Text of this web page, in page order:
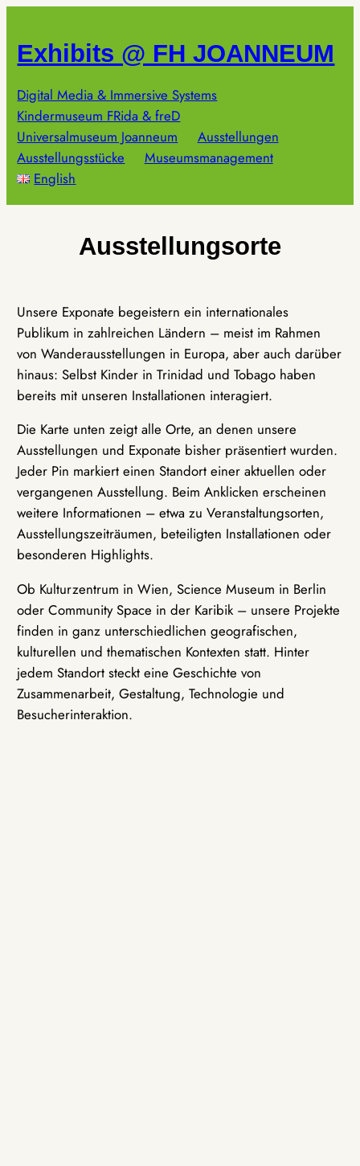
springen
Exhibits @ FH JOANNEUM
Digital Media & Immersive Systems
Kindermuseum FRida & freD
Universalmuseum Joanneum
Ausstellungen
Ausstellungsstücke
Museumsmanagement
English
Ausstellungsorte
Unsere Exponate begeistern ein internationales
Publikum in zahlreichen Ländern – meist im Rahmen
von Wanderausstellungen in Europa, aber auch darüber
hinaus: Selbst Kinder in Trinidad und Tobago haben
bereits mit unseren Installationen interagiert.
Die Karte unten zeigt alle Orte, an denen unsere
Ausstellungen und Exponate bisher präsentiert wurden.
Jeder Pin markiert einen Standort einer aktuellen oder
vergangenen Ausstellung. Beim Anklicken erscheinen
weitere Informationen – etwa zu Veranstaltungsorten,
Ausstellungszeiträumen, beteiligten Installationen oder
besonderen Highlights.
Ob Kulturzentrum in Wien, Science Museum in Berlin
oder Community Space in der Karibik – unsere Projekte
finden in ganz unterschiedlichen geografischen,
kulturellen und thematischen Kontexten statt. Hinter
jedem Standort steckt eine Geschichte von
Zusammenarbeit, Gestaltung, Technologie und
Besucherinteraktion.